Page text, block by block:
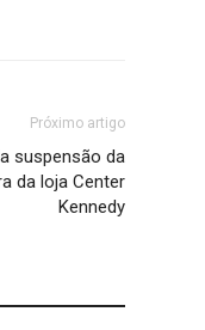
Próximo artigo
suspensão da
da loja Center
Kennedy